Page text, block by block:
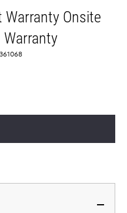
Warranty Onsite
Warranty